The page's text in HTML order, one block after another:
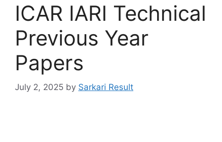
ICAR IARI Technical
Previous Year
Papers
July 2, 2025 by Sarkari Result